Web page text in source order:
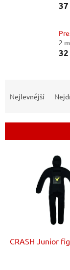
37
2
32
í
Nejlevnější